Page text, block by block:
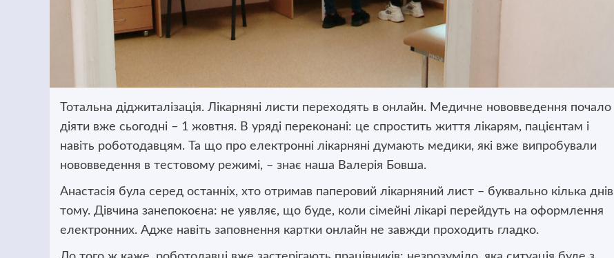
Тотальна діджиталізація. Лікарняні листи переходять в онлайн. Медичне нововведення почало
діяти вже сьогодні – 1 жовтня. В уряді переконані: це спростить життя лікарям, пацієнтам і
навіть роботодавцям. Та що про електронні лікарняні думають медики, які вже випробували
нововведення в тестовому режимі, – знає наша Валерія Бовша.
Анастасія була серед останніх, хто отримав паперовий лікарняний лист – буквально кілька днів
тому. Дівчина занепокоєна: не уявляє, що буде, коли сімейні лікарі перейдуть на оформлення
електронних. Адже навіть заповнення картки онлайн не завжди проходить гладко.